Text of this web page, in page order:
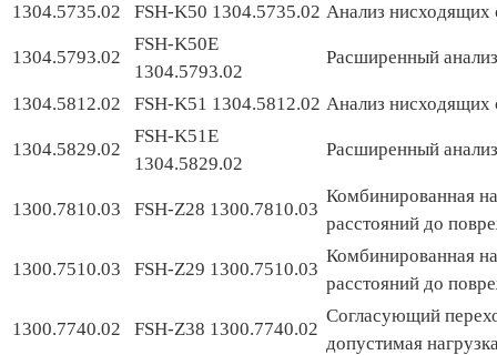
1304.5735.02 FSH-K50 1304.5735.02 Анализ нисходящих
1304.5793.02
FSH-K50E
1304.5793.02
Расширенный
1304.5812.02 FSH-K51 1304.5812.02 Анализ нисходящих
1304.5829.02
FSH-K51E
1304.5829.02
Расширенный
1300.7810.03 FSH-Z28 1300.7810.03
Комбинированная
расстояний до
1300.7510.03 FSH-Z29 1300.7510.03
Комбинированная
расстояний до
1300.7740.02 FSH-Z38 1300.7740.02
Согласующий
допустимая